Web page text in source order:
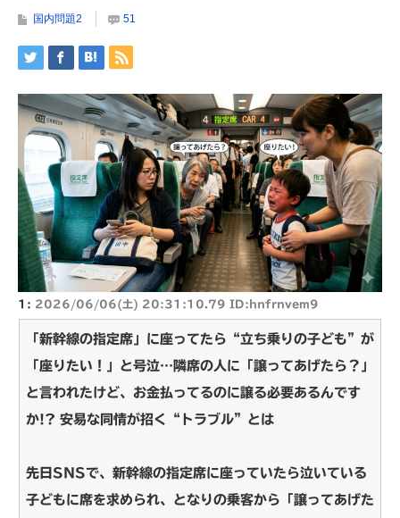
国内問題2 51
1: 2026/06/06(土) 20:31:10.79 ID:hnfrnvem9
「新幹線の指定席」に座ってたら“立ち乗りの子ども”が
「座りたい！」と号泣…隣席の人に「譲ってあげたら？」
と言われたけど、お金払ってるのに譲る必要あるんです
か!? 安易な同情が招く“トラブル”とは
先日SNSで、新幹線の指定席に座っていたら泣いている
子どもに席を求められ、となりの乗客から「譲ってあげた